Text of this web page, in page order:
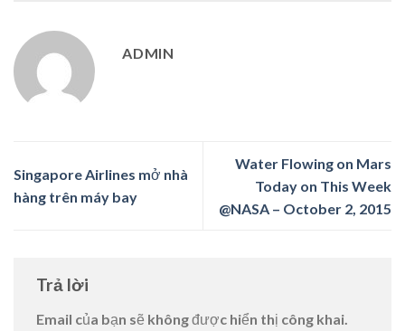
ADMIN
Singapore Airlines mở nhà
hàng trên máy bay
Water Flowing on Mars
Today on This Week
@NASA – October 2, 2015
Trả lời
Email của bạn sẽ không được hiển thị công khai.